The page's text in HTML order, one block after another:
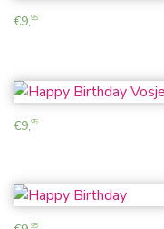
€9,95
€9,95
95